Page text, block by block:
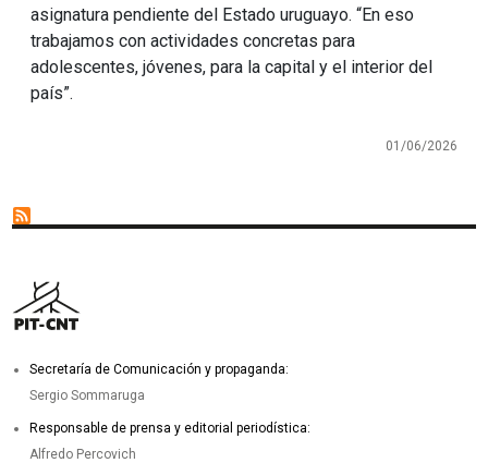
asignatura pendiente del Estado uruguayo. “En eso
trabajamos con actividades concretas para
adolescentes, jóvenes, para la capital y el interior del
país”.
01/06/2026
Secretaría de Comunicación y propaganda:
Sergio Sommaruga
Responsable de prensa y editorial periodística:
Alfredo Percovich